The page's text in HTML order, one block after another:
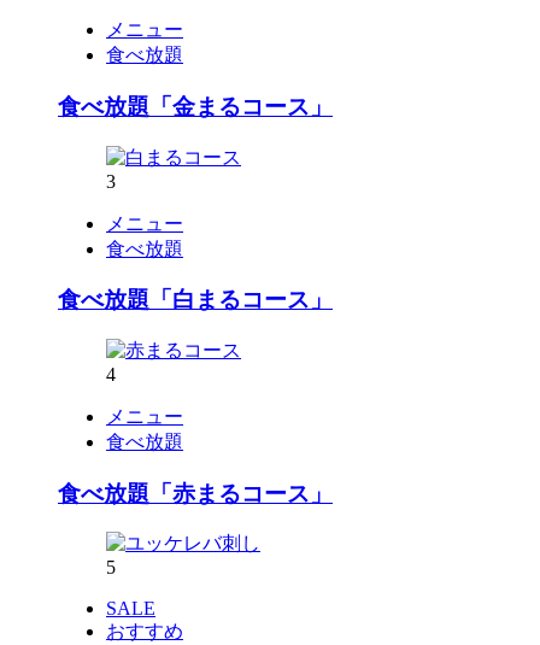
メニュー
食べ放題
食べ放題「金まるコース」
3
メニュー
食べ放題
食べ放題「白まるコース」
4
メニュー
食べ放題
食べ放題「赤まるコース」
5
SALE
おすすめ